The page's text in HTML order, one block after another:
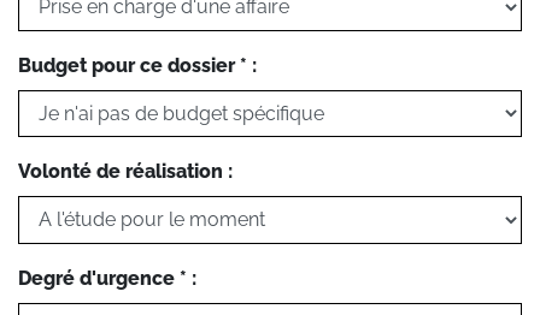
Budget pour ce dossier * :
Volonté de réalisation :
Degré d'urgence * :